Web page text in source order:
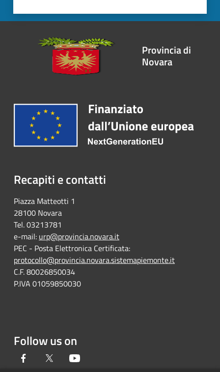
Provincia di
Novara
Recapiti e contatti
Piazza Matteotti 1
28100 Novara
Tel. 03213781
e-mail: urp@provincia.novara.it
PEC - Posta Elettronica Certificata:
protocollo@provincia.novara.sistemapiemonte.it
C.F. 80026850034
P.IVA 01059850030
Follow us on
Facebook Twitter